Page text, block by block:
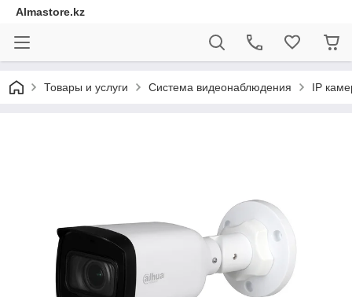
Almastore.kz
Товары и услуги Система видеонаблюдения IP